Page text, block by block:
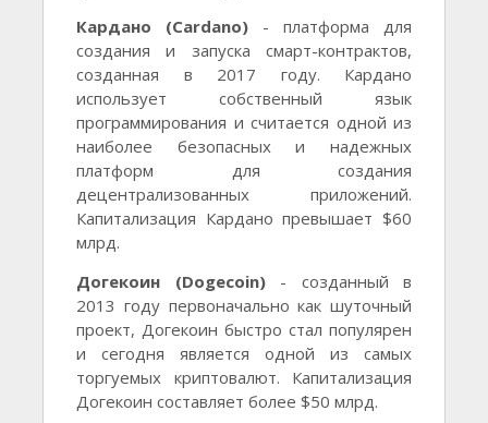
Кардано (Cardano) - платформа для
создания и запуска смарт-контрактов,
созданная в 2017 году. Кардано
использует собственный язык
программирования и считается одной из
наиболее безопасных и надежных
платформ для создания
децентрализованных приложений.
Капитализация Кардано превышает $60
млрд.
Догекоин (Dogecoin)- созданный в
2013 году первоначально как шуточный
проект, Догекоин быстро стал популярен
и сегодня является одной из самых
торгуемых криптовалют. Капитализация
Догекоин составляет более $50 млрд.